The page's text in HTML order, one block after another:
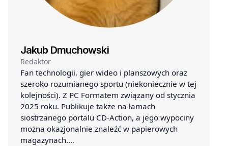
Jakub Dmuchowski
Redaktor
Fan technologii, gier wideo i planszowych oraz
szeroko rozumianego sportu (niekoniecznie w tej
kolejności). Z PC Formatem związany od stycznia
2025 roku. Publikuje także na łamach
siostrzanego portalu CD-Action, a jego wypociny
można okazjonalnie znaleźć w papierowych
magazynach.…